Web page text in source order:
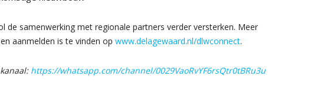
de samenwerking met regionale partners verder versterken. Meer
aanmelden is te vinden op www.delagewaard.nl/dlwconnect.
https://whatsapp.com/channel/0029VaoRvYF6rsQtr0tBRu3u